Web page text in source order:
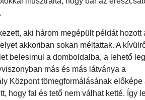
aki három megépült példát hozott
akkoriban sokan méltattak. A
belesimul a domboldalba, a lehető
más és más látványa a
Központ tömegformálásának előképe
hogy fal és tető nem válhat ketté. Így